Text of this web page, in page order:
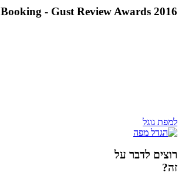
Booking - Gust Review Awards 2016
למפת גוגל
רוצים לדבר על
זה?